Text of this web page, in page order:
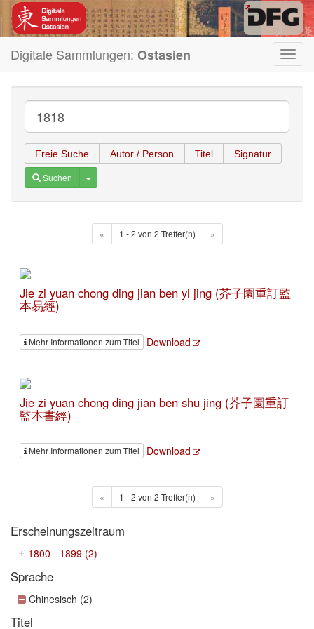
Digitale Sammlungen: Ostasien
Freie Suche Autor / Person Titel Signatur
Suchen Toggle Dropdown
« 1 - 2 von 2 Treffer(n) »
Jie zi yuan chong ding jian ben yi jing (芥子園重訂監
本易經)
Mehr Informationen zum Titel Download
Jie zi yuan chong ding jian ben shu jing (芥子園重訂
監本書經)
Mehr Informationen zum Titel Download
« 1 - 2 von 2 Treffer(n) »
Erscheinungszeitraum
1800 - 1899 (2)
Sprache
Chinesisch (2)
Titel